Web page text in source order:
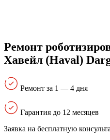
Ремонт
Хавейл (Haval)
Ремонт за 1 — 4 дня
Гарантия до 12 месяцев
Заявка на бесплатную